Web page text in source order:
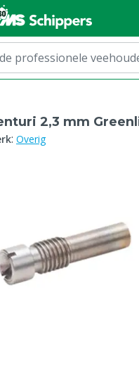
2,3 mm
: Overig